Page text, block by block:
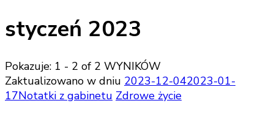
styczeń 2023
Pokazuje: 1 - 2 of 2 WYNIKÓW
Zaktualizowano w dniu 2023-12-042023-01-
17Notatki z gabinetu Zdrowe życie